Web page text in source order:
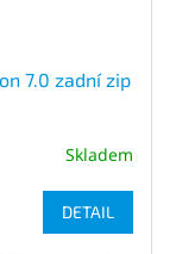
7.0 zadní zip
Skladem
DETAIL